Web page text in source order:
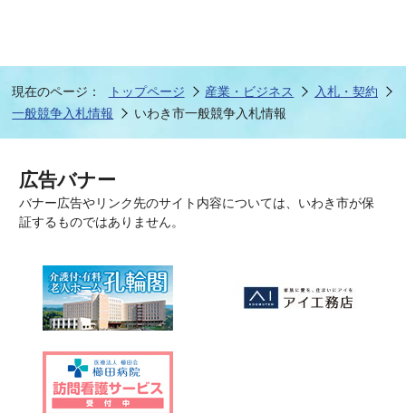
現在のページ： トップページ 産業・ビジネス
入札・契約
一般競争入札情報
いわき市一般競争入札情報
広告バナー
バナー広告やリンク先のサイト内容については、いわき市が保
証するものではありません。